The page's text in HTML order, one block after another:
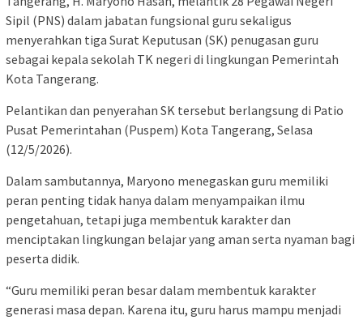
Sipil (PNS) dalam jabatan fungsional guru sekaligus
menyerahkan tiga Surat Keputusan (SK) penugasan guru
sebagai kepala sekolah TK negeri di lingkungan Pemerintah
Kota Tangerang.
Pelantikan dan penyerahan SK tersebut berlangsung di Patio
Pusat Pemerintahan (Puspem) Kota Tangerang, Selasa
(12/5/2026).
Dalam sambutannya, Maryono menegaskan guru memiliki
peran penting tidak hanya dalam menyampaikan ilmu
pengetahuan, tetapi juga membentuk karakter dan
menciptakan lingkungan belajar yang aman serta nyaman bagi
peserta didik.
“Guru memiliki peran besar dalam membentuk karakter
generasi masa depan. Karena itu, guru harus mampu menjadi